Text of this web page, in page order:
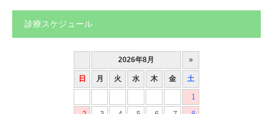
診療スケジュール